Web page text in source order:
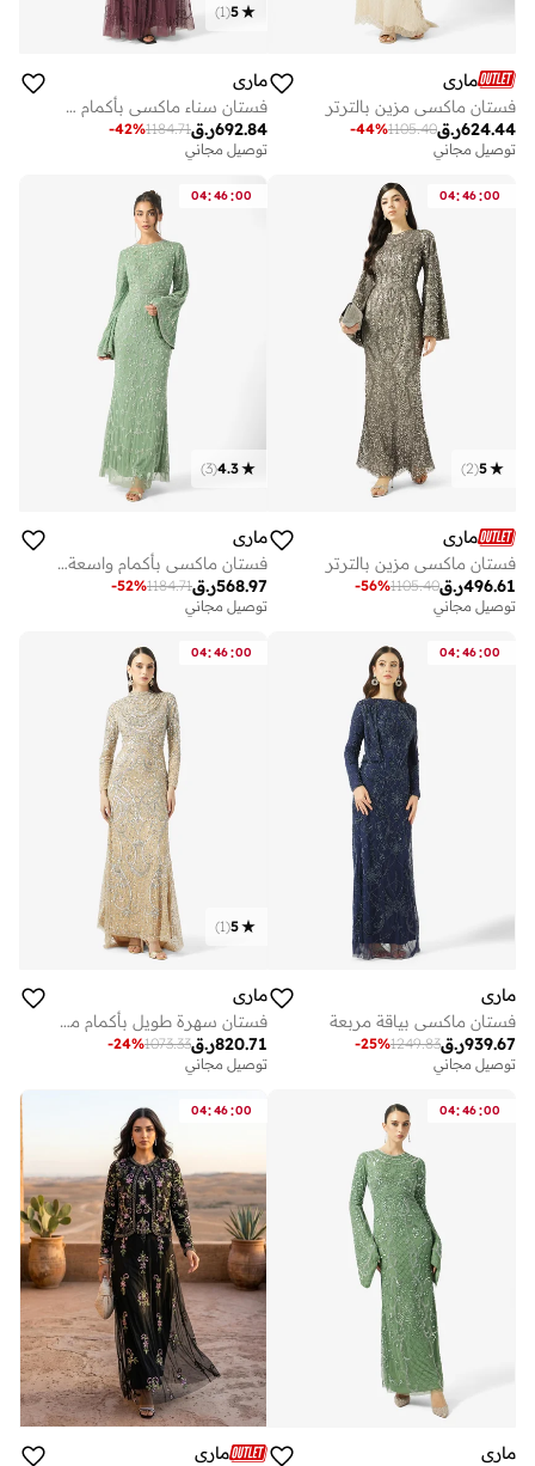
ماري
فستان ماكسي مزين بالترتر
ر.ق624.44
1105.40
-44%
توصيل مجاني
5
(
1
)
ماري
فستان سناء ماكسي بأكمام منفوشة مزين بالترتر
ر.ق692.84
1184.71
-42%
توصيل مجاني
04:46:00
5
(
2
)
ماري
فستان ماكسي مزين بالترتر
ر.ق496.61
1105.40
-56%
توصيل مجاني
04:46:00
4.3
(
3
)
ماري
فستان ماكسي بأكمام واسعة مزين بالترتر من إليزا
ر.ق568.97
1184.71
-52%
توصيل مجاني
04:46:00
ماري
فستان ماكسي بياقة مربعة
ر.ق939.67
1249.83
-25%
توصيل مجاني
04:46:00
5
(
1
)
ماري
فستان سهرة طويل بأكمام مزين بالترتر
ر.ق820.71
1073.33
-24%
توصيل مجاني
04:46:00
ماري
04:46:00
ماري